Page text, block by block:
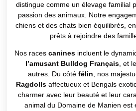
distingue comme un élevage familial
passion des animaux. Notre
chiens et des chats bien équilibrés,
prêts à rejoindre des
Nos races canines incluent le
l’amusant Bulldog Français, et
autres. Du côté félin, nos
Ragdollsaffectueux et Bengals
charmer avec leur beauté et leur
animal du Domaine de Manien est